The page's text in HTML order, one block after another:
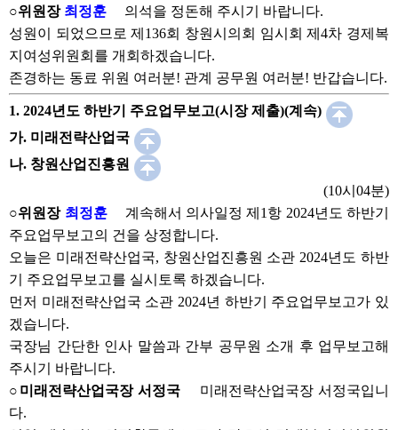
○위원장 최정훈
의석을 정돈해 주시기 바랍니다.
성원이 되었으므로 제136회 창원시의회 임시회 제4차 경제복
지여성위원회를 개회하겠습니다.
존경하는 동료 위원 여러분! 관계 공무원 여러분! 반갑습니다.
1. 2024년도 하반기 주요업무보고(시장 제출)(계속)
가. 미래전략산업국
나. 창원산업진흥원
(10시04분)
○위원장 최정훈
계속해서 의사일정 제1항 2024년도 하반기
주요업무보고의 건을 상정합니다.
오늘은 미래전략산업국, 창원산업진흥원 소관 2024년도 하반
기 주요업무보고를 실시토록 하겠습니다.
먼저 미래전략산업국 소관 2024년 하반기 주요업무보고가 있
겠습니다.
국장님 간단한 인사 말씀과 간부 공무원 소개 후 업무보고해
주시기 바랍니다.
○미래전략산업국장 서정국
미래전략산업국장 서정국입니
다.